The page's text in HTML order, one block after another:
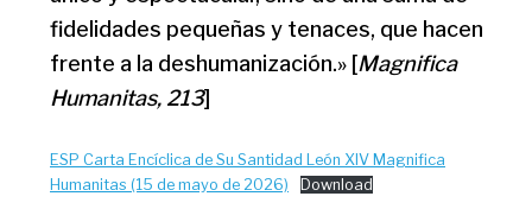
fidelidades pequeñas y tenaces, que hacen
frente a la deshumanización.» [Magnifica
Humanitas, 213]
ESP Carta Encíclica de Su Santidad León XIV Magnifica
Humanitas (15 de mayo de 2026)
Download